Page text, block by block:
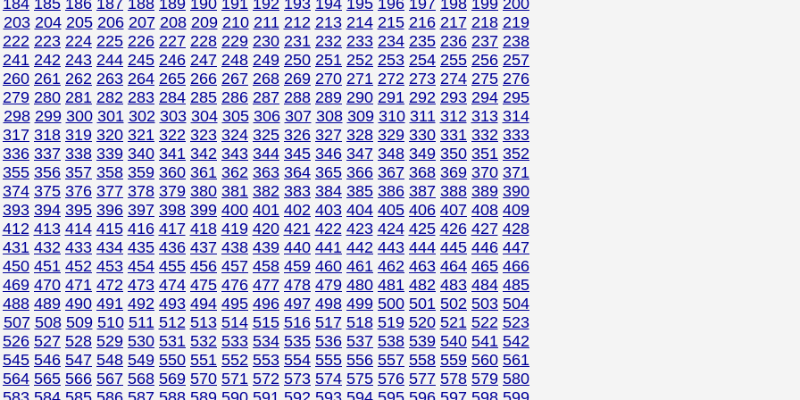
184 185 186 187 188 189 190 191 192 193 194 195 196 197 198 199 200
203 204 205 206 207 208 209 210 211 212 213 214 215 216 217 218 219
222 223 224 225 226 227 228 229 230 231 232 233 234 235 236 237 238
241 242 243 244 245 246 247 248 249 250 251 252 253 254 255 256 257
260 261 262 263 264 265 266 267 268 269 270 271 272 273 274 275 276
279 280 281 282 283 284 285 286 287 288 289 290 291 292 293 294 295
298 299 300 301 302 303 304 305 306 307 308 309 310 311 312 313 314
317 318 319 320 321 322 323 324 325 326 327 328 329 330 331 332 333
336 337 338 339 340 341 342 343 344 345 346 347 348 349 350 351 352
355 356 357 358 359 360 361 362 363 364 365 366 367 368 369 370 371
374 375 376 377 378 379 380 381 382 383 384 385 386 387 388 389 390
393 394 395 396 397 398 399 400 401 402 403 404 405 406 407 408 409
412 413 414 415 416 417 418 419 420 421 422 423 424 425 426 427 428
431 432 433 434 435 436 437 438 439 440 441 442 443 444 445 446 447
450 451 452 453 454 455 456 457 458 459 460 461 462 463 464 465 466
469 470 471 472 473 474 475 476 477 478 479 480 481 482 483 484 485
488 489 490 491 492 493 494 495 496 497 498 499 500 501 502 503 504
507 508 509 510 511 512 513 514 515 516 517 518 519 520 521 522 523
526 527 528 529 530 531 532 533 534 535 536 537 538 539 540 541 542
545 546 547 548 549 550 551 552 553 554 555 556 557 558 559 560 561
564 565 566 567 568 569 570 571 572 573 574 575 576 577 578 579 580